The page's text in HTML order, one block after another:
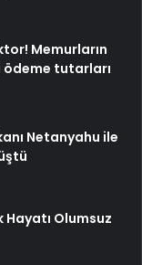
Memurların
tutarları
Netanyahu ile
Hayatı Olumsuz